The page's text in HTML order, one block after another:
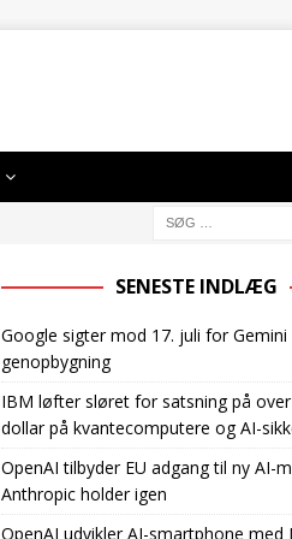
SENESTE INDLÆG
Google sigter mod 17. juli for
genopbygning
IBM løfter sløret for satsning på
dollar på kvantecomputere og AI-
OpenAI tilbyder EU adgang til ny AI-
Anthropic holder igen
OpenAI udvikler AI-smartphone med